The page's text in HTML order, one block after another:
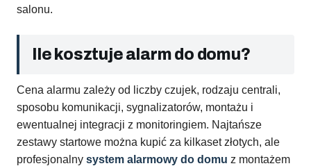
salonu.
Ile kosztuje alarm do domu?
Cena alarmu zależy od liczby czujek, rodzaju centrali,
sposobu komunikacji, sygnalizatorów, montażu i
ewentualnej integracji z monitoringiem. Najtańsze
zestawy startowe można kupić za kilkaset złotych, ale
profesjonalny system alarmowy do domu z montażem